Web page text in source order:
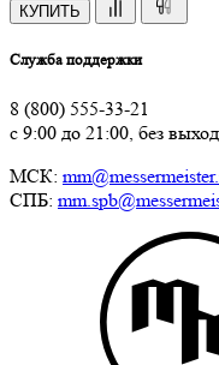
КУПИТЬ
Служба поддержки
8 (800) 555-33-21
с 9:00 до 21:00, без
МСК:
СПБ: